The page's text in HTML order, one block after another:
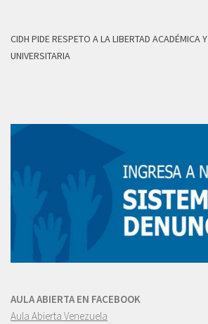
CIDH PIDE RESPETO A LA LIBERTAD ACADÉMICA
UNIVERSITARIA
AULA ABIERTA EN FACEBOOK
Aula Abierta Venezuela